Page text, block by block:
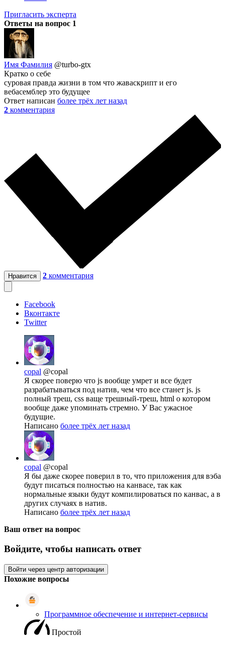
Пригласить эксперта
Ответы на вопрос 1
Имя Фамилия @turbo-gtx
Кратко о себе
суровая правда жизни в том что жаваскрипт и его
вебасемблер это будущее
Ответ написан более трёх лет назад
2 комментария
Нравится 2 комментария
Facebook
Вконтакте
Twitter
copal @copal
Я скорее поверю что js вообще умрет и все будет
разрабатываться под натив, чем что все станет js. js
полный треш, css ваще трешный-треш, html о котором
вообще даже упоминать стремно. У Вас ужасное
будущие.
Написано более трёх лет назад
copal @copal
Я бы даже скорее поверил в то, что приложения для вэба
будут писаться полностью на канвасе, так как
нормальные языки будут компилироваться по канвас, а в
других случаях в натив.
Написано более трёх лет назад
Ваш ответ на вопрос
Войдите, чтобы написать ответ
Войти через центр авторизации
Похожие вопросы
Программное обеспечение и интернет-сервисы
Простой